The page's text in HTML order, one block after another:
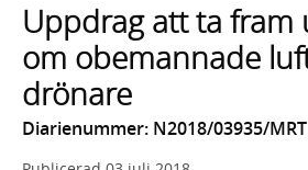
med
sökförslag
Uppdrag att ta fram
om obemannade
drönare
Diarienummer: N2018/03935/MRT